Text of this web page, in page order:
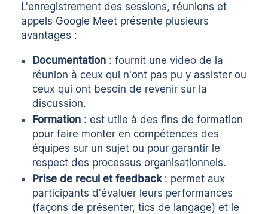
L'enregistrement des sessions, réunions et
appels Google Meet présente plusieurs
avantages :
Documentation : fournit une video de la
réunion à ceux qui n'ont pas pu y assister ou
ceux qui ont besoin de revenir sur la
discussion.
Formation : est utile à des fins de formation
pour faire monter en compétences des
équipes sur un sujet ou pour garantir le
respect des processus organisationnels.
Prise de recul et feedback : permet aux
participants d'évaluer leurs performances
(façons de présenter, tics de langage) et le